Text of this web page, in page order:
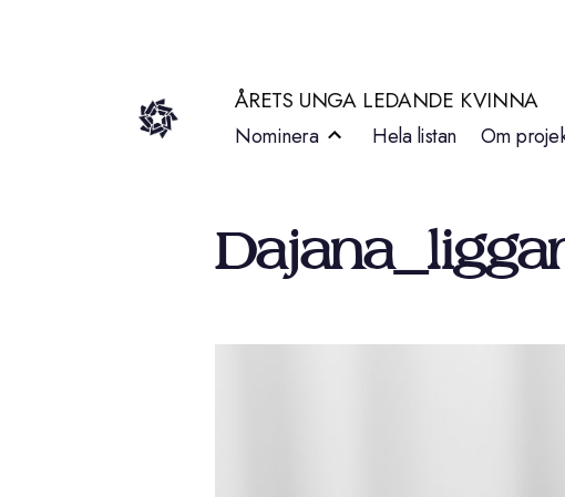
ÅRETS UNGA LEDANDE KVINNA
Nominera Hela listan Om